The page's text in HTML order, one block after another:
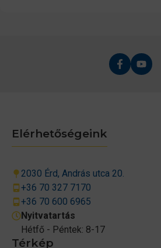
Térkép
Elérhetőségeink
2030 Érd, András utca 20.
+36 70 327 7170
+36 70 600 6965
Nyitvatartás
Hétfő - Péntek: 8-17